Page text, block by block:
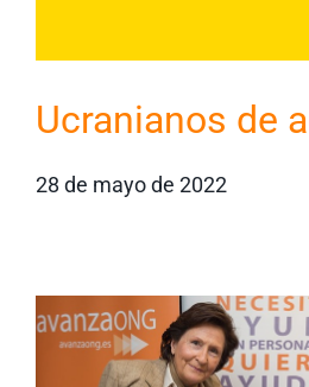
Ucranianos de
28 de mayo de 2022